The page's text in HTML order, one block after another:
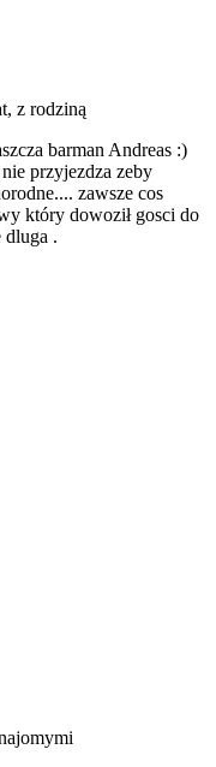
z rodziną
barman Andreas :)
przyjezdza zeby
zawsze cos
który dowoził gosci do
dluga .